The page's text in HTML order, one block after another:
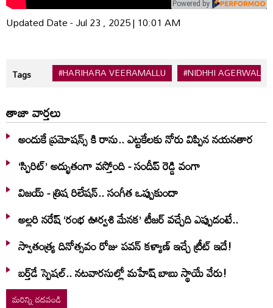
Powered by
Updated Date - Jul 23 , 2025 | 10:01 AM
Tags #HARIHARA VEERAMALLU #NIDHHI AGERWAL
తాజా వార్తలు
అందుకే ప్రమోషన్స్ కి రాను.. ఎట్టకేలకు నోరు విప్పిన నయనతార
‘స్పిరిట్’ అద్భుతంగా వస్తోంది - సందీప్ రెడ్డి వంగా
విజయ్ - త్రిష రిలేషన్.. సంగీత ఒప్పుకుందా
అల్లరి నరేష్ ‘రంభ ఊర్వశి మేనక’ టీజర్ వచ్చేది ఎప్పుడంటే..
స్వాతంత్య్ర దినోత్సవం రోజు పవన్ కళ్యాణ్ ఇచ్చే ట్రీట్ ఇదే!
బర్త్‌‌డే స్పెషల్.. నటవారసుల్లో మహేష్ బాబు స్థాయే వేరు!
మరిన్ని చదవండి